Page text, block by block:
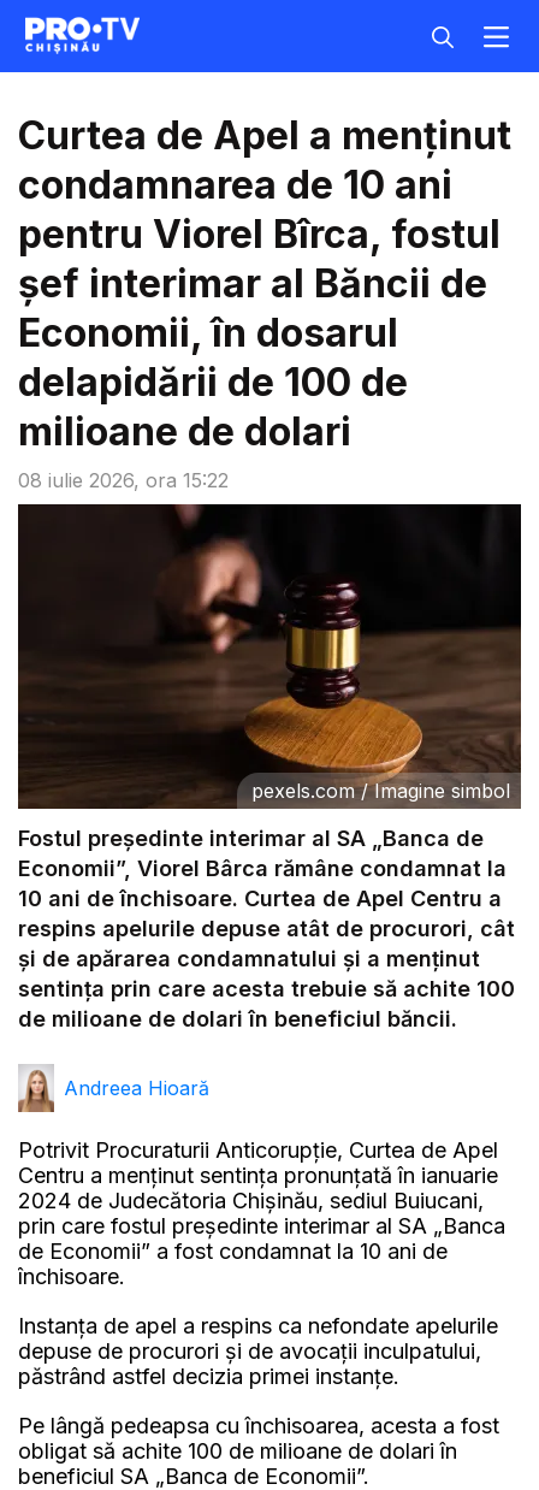
08 iulie 2026, ora 15:22
Curtea de Apel a menținut
condamnarea de 10 ani
pentru Viorel Bîrca, fostul
șef interimar al Băncii de
Economii, în dosarul
delapidării de 100 de
milioane de dolari
pexels.com/Imagine simbol
Fostul președinte interimar al SA „Banca de
Economii”, Viorel Bârca rămâne condamnat la
10 ani de închisoare. Curtea de Apel Centru a
respins apelurile depuse atât de procurori, cât
și de apărarea condamnatului și a menținut
sentința prin care acesta trebuie să achite 100
de milioane de dolari în beneficiul băncii.
Andreea Hioară
Potrivit Procuraturii Anticorupție, Curtea de Apel
Centru a menținut sentința pronunțată în ianuarie
2024 de Judecătoria Chișinău, sediul Buiucani,
prin care fostul președinte interimar al SA „Banca
de Economii” a fost condamnat la 10 ani de
închisoare.
Instanța de apel a respins ca nefondate apelurile
depuse de procurori și de avocații inculpatului,
păstrând astfel decizia primei instanțe.
Pe lângă pedeapsa cu închisoarea, acesta a fost
obligat să achite 100 de milioane de dolari în
beneficiul SA „Banca de Economii”.